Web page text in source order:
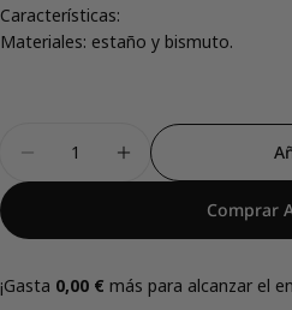
Características:
Materiales: estaño y bismuto.
Disminuir Cantidad
Aumentar
Comprar
¡Gasta 0,00 € más para alcanzar el
en
en
en